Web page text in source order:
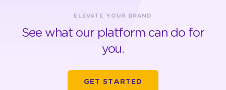
ELEVATE YOUR BRAND
See what our platform can do for
you.
GET STARTED